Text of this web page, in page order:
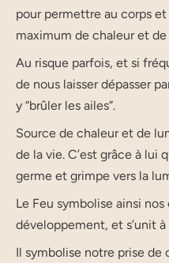
pour permettre au corps et
maximum de chaleur et
Au risque parfois, et si
de nous laisser dépasser
y “brûler les ailes”.
Source de chaleur et de
de la vie. C’est grâce à lui
germe et grimpe vers la
Le Feu symbolise ainsi
développement, et s’unit à
Il symbolise notre prise de